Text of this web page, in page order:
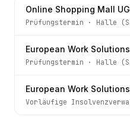
Prüfungstermin · Halle
European Work
Prüfungstermin · Halle
European Work
Vorläufige